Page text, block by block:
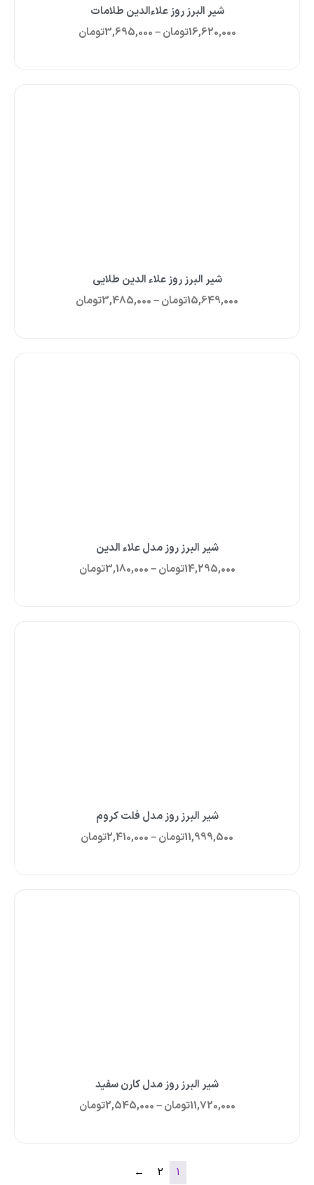
شیر البرز روز علاءالدین طلامات
16,620,000تومان–
3,695,000تومان
شیر البرز روز علاء الدین طلایی
15,649,000تومان–
3,485,000تومان
شیر البرز روز مدل علاء الدین
14,295,000تومان–
3,180,000تومان
شیر البرز روز مدل فلت کروم
11,999,500تومان–
2,410,000تومان
شیر البرز روز مدل کارن سفید
11,720,000تومان–
2,545,000تومان
1
2
←